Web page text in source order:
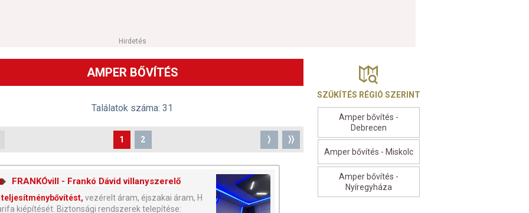
Hirdetés
AMPER BŐVÍTÉS
Találatok száma: 31
1 2 ⟩ ⟩⟩
FRANKÓvill - Frankó Dávid villanyszerelő
teljesítménybővítést, vezérelt áram, éjszakai áram, H
kiépítését. Biztonsági rendszerek telepítése:
SZŰKÍTÉS RÉGIÓ SZERINT
Amper bővítés -
Debrecen
Amper bővítés - Miskolc
Amper bővítés -
Nyíregyháza